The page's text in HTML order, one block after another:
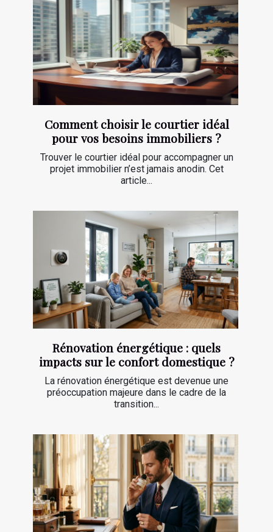
Comment choisir le courtier idéal
pour vos besoins immobiliers ?
Trouver le courtier idéal pour accompagner un
projet immobilier n’est jamais anodin. Cet
article...
Rénovation énergétique : quels
impacts sur le confort domestique ?
La rénovation énergétique est devenue une
préoccupation majeure dans le cadre de la
transition...